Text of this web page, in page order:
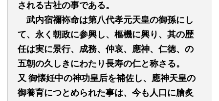
される古社の事である。
武内宿禰袮命は第八代孝元天皇の御孫にし
て、永く朝政に参興し、樞機に興り、其の歴
任は実に景行、成務、仲哀、應神、仁徳、の
五朝の久しきにわたり長寿の仁と称さる。
又 御懐妊中の神功皇后を補佐し、應神天皇の
御養育につとめられた事は、今も人口に膾炙